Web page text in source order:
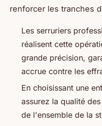
renforcer les tranches
Les serruriers
réalisent cette
grande précision,
accrue contre les
En choisissant une
assurez la qualité
de l'ensemble de la